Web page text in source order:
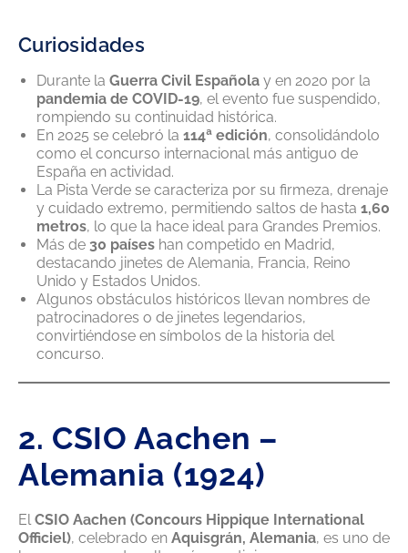
Curiosidades
Durante la Guerra Civil Española y en 2020 por la
pandemia de COVID-19, el evento fue suspendido,
rompiendo su continuidad histórica.
En 2025 se celebró la 114ª edición, consolidándolo
como el concurso internacional más antiguo de
España en actividad.
La Pista Verde se caracteriza por su firmeza, drenaje
y cuidado extremo, permitiendo saltos de hasta 1,60
metros, lo que la hace ideal para Grandes Premios.
Más de 30 países han competido en Madrid,
destacando jinetes de Alemania, Francia, Reino
Unido y Estados Unidos.
Algunos obstáculos históricos llevan nombres de
patrocinadores o de jinetes legendarios,
convirtiéndose en símbolos de la historia del
concurso.
2. CSIO Aachen –
Alemania (1924)
ElCSIO Aachen (Concours Hippique International
Officiel), celebrado en Aquisgrán, Alemania, es uno de